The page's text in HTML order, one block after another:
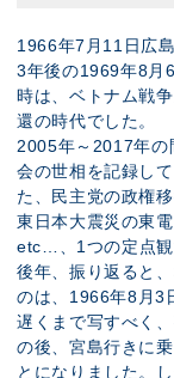
1966年7月11日広
3年後の1969年8月
時は、ベトナム戦
還の時代でした。
2005年～2017年の
会の世相を記録し
た、民主党の政権
東日本大震災の東
etc…、1つの定点
後年、振り返ると
のは、1966年8月3
遅くまで写すべく
の後、宮島行きに
とになりました。